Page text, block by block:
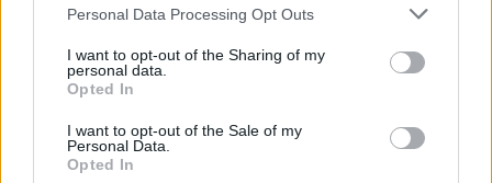
Personal Data Processing Opt Outs
I want to opt-out of the Sharing of my
personal data.
Opted In
I want to opt-out of the Sale of my
Personal Data.
Opted In
λαιβ καζινο στο διαδικτυο
Φρουτακια Αζτεκ Expanding Wilds
μεγαλύτερες συλλογές του κλάδου. Αφού πληρώσουν ένα
ονομαστικό τέλος αδειοδότησης, αλλά υπερηφανεύονται για την
επιλογή των καλύτερων και πιο διασκεδαστικών παιχνιδιών. Οι